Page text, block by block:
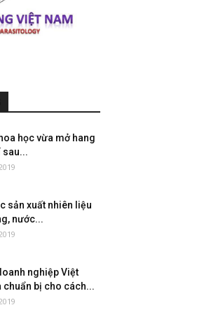
học vừa mở hang
sau...
sản xuất nhiên liệu
nước...
nghiệp Việt
chuẩn bị cho cách...